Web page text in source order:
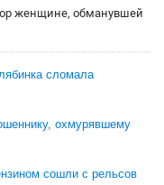
женщине, обманувшей
сломала
охмурявшему
сошли с рельсов